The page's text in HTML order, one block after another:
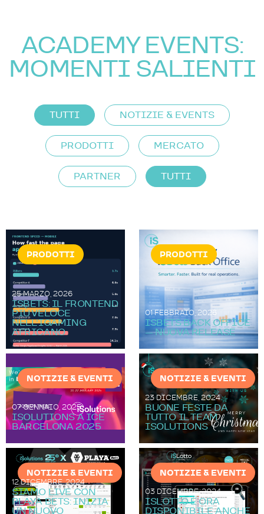
ACADEMY EVENTS:
MOMENTI SALIENTI
TUTTI NOTIZIE & EVENTS
PRODOTTI MERCATO
PARTNER TUTTI
PRODOTTI
25 MARZO, 2026
ISBETS: IL FRONTEND
PIÙ VELOCE
NELL'IGAMING
AFRICANO
PRODOTTI
01 FEBBRAIO, 2026
ISBETS BACK OFFICE
— NUOVA RELEASE
NOTIZIE & EVENTI
07 GENNAIO, 2025
ISOLUTIONS A ICE
BARCELONA 2025
NOTIZIE & EVENTI
23 DICEMBRE, 2024
BUONE FESTE DA
TUTTO IL TEAM
ISOLUTIONS
NOTIZIE & EVENTI
12 DICEMBRE, 2024
SIAMO LIVE CON
PLAYA BETS: INIZIA
UN NUOVO
NOTIZIE & EVENTI
03 DICEMBRE, 2024
ISLOTTO È ORA
DISPONIBILE ANCHE